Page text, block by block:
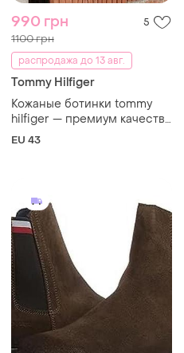
990 грн 5
1100 грн
распродажа до 13 авг.
Tommy Hilfiger
Кожаные ботинки tommy
hilfiger — премиум качество
размер 43
EU 43